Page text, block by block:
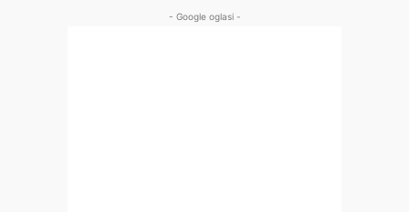
- Google oglasi -